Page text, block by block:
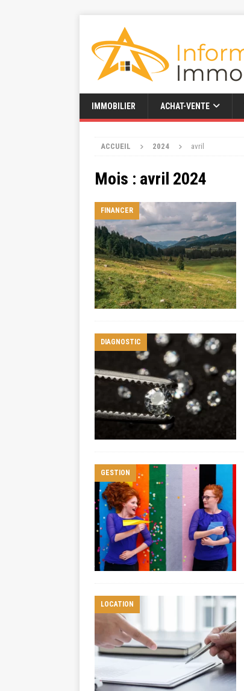
IMMOBILIER ACHAT-VENTE
ACCUEIL 2024 avril
Mois : avril 2024
FINANCER
DIAGNOSTIC
GESTION
LOCATION